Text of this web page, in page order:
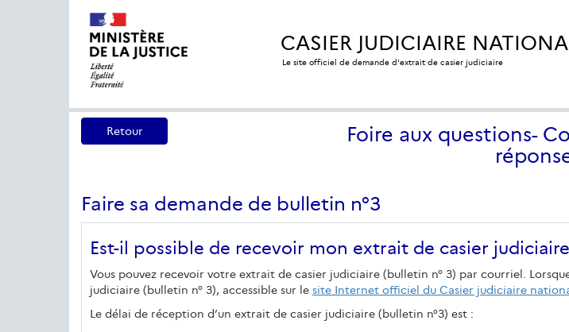
CASIER JUDICIAIRE
Le site officiel de demande d'extrait de casier judiciaire
Retour
Foire aux questions-
Faire sa demande de bulletin n°3
Est-il possible de recevoir mon extrait de casier
Vous pouvez recevoir votre extrait de casier judiciaire (bulletin n° 3) par courriel.
judiciaire (bulletin n° 3), accessible sur le site Internet officiel du Casier judiciaire
Le délai de réception d’un extrait de casier judiciaire (bulletin n°3) est :